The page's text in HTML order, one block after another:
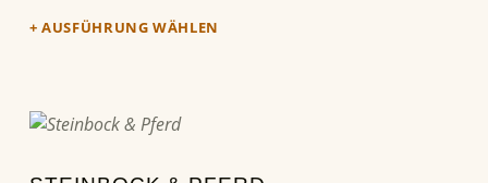
AUSFÜHRUNG WÄHLEN
Dieses Produkt weist mehrere Varianten auf. Die Optionen können auf der Produktseite gewählt werden